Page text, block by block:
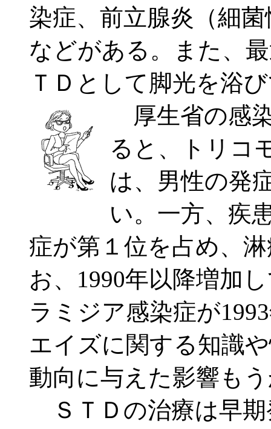
染症、前立腺炎（細
などがある。また、
ＴＤとして脚光を浴
厚生省の感
ると、トリコ
は、男性の発
い。一方、疾
症が第１位を占め、
お、1990年以降増加
ラミジア感染症が
エイズに関する知識
動向に与えた影響も
ＳＴＤの治療は早期